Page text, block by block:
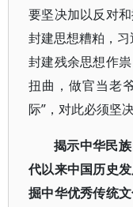
要坚决加以反对
封建思想糟粕，
封建残余思想作
扭曲，做官当老
际”，对此必须坚
揭示中华民
代以来中国历史
掘中华优秀传统